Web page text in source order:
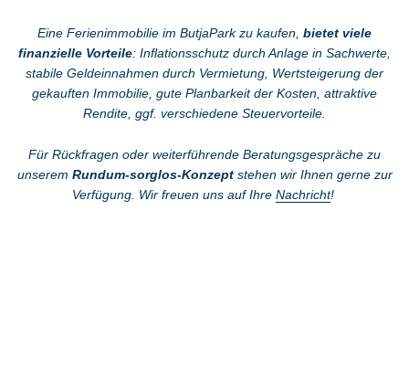
Eine Ferienimmobilie im ButjaPark zu kaufen, bietet viele
finanzielle Vorteile: Inflationsschutz durch Anlage in Sachwerte,
stabile Geldeinnahmen durch Vermietung, Wertsteigerung der
gekauften Immobilie, gute Planbarkeit der Kosten, attraktive
Rendite, ggf. verschiedene Steuervorteile.
Für Rückfragen oder weiterführende Beratungsgespräche zu
unserem Rundum-sorglos-Konzeptstehen wir Ihnen gerne zur
Verfügung. Wir freuen uns auf Ihre Nachricht!